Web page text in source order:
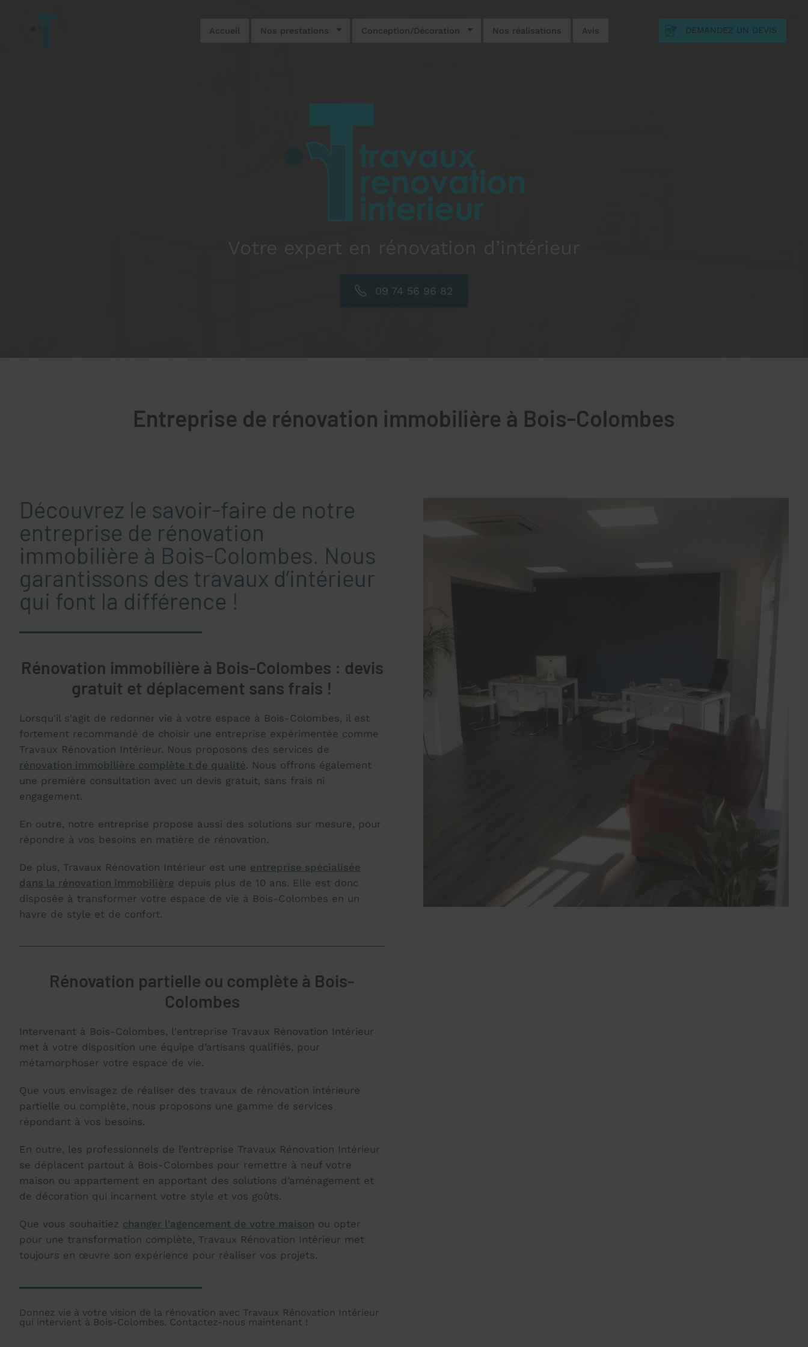
09 74 56 96 82
Accueil Nos prestations Conception/Décoration Nos réalisations Avis DEMANDEZ UN DEVIS
Entreprise de rénovation immobilière à Bois-Colombes
Découvrez le savoir-faire de notre
entreprise de rénovation
immobilière à Bois-Colombes. Nous
garantissons des travaux d’intérieur
qui font la différence !
Rénovation immobilière à Bois-Colombes : devis
gratuit et déplacement sans frais !
Lorsqu'il s'agit de redonner vie à votre espace à Bois-Colombes, il est
fortement recommandé de choisir une entreprise expérimentée comme
Travaux Rénovation Intérieur. Nous proposons des services de
rénovation immobilière complète t de qualité. Nous offrons également
une première consultation avec un devis gratuit, sans frais ni
engagement.
En outre, notre entreprise propose aussi des solutions sur mesure, pour
répondre à vos besoins en matière de rénovation.
De plus, Travaux Rénovation Intérieur est une entreprise spécialisée
dans la rénovation immobilière depuis plus de 10 ans. Elle est donc
disposée à transformer votre espace de vie à Bois-Colombes en un
havre de style et de confort.
Rénovation partielle ou complète à Bois-
Colombes
Intervenant à Bois-Colombes, l'entreprise Travaux Rénovation Intérieur
met à votre disposition une équipe d’artisans qualifiés, pour
métamorphoser votre espace de vie.
Que vous envisagez de réaliser des travaux de rénovation intérieure
partielle ou complète, nous proposons une gamme de services
répondant à vos besoins.
En outre, les professionnels de l’entreprise Travaux Rénovation Intérieur
se déplacent partout à Bois-Colombes pour remettre à neuf votre
maison ou appartement en apportant des solutions d’aménagement et
de décoration qui incarnent votre style et vos goûts.
Que vous souhaitiez changer l'agencement de votre maison ou opter
pour une transformation complète, Travaux Rénovation Intérieur met
toujours en œuvre son expérience pour réaliser vos projets.
Donnez vie à votre vision de la rénovation avec Travaux Rénovation Intérieur
qui intervient à Bois-Colombes. Contactez-nous maintenant !